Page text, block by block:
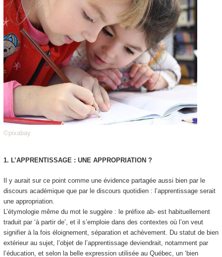
©pixabay
1. L’APPRENTISSAGE : UNE APPROPRIATION ?
Il y aurait sur ce point comme une évidence partagéeaussi bien par le
discours académique que par le discours quotidien : l’apprentissage serait
une appropriation.
L’étymologie même du mot le suggère : le préfixe ab- est habituellement
traduit par ‘à partir de’, et il s’emploie dans des contextes où l’on veut
signifier à la fois éloignement, séparation et achèvement. Du statut de bien
extérieur au sujet, l’objet de l’apprentissage deviendrait, notamment par
l’éducation, et selon la belle expression utilisée au Québec, un ‘bien